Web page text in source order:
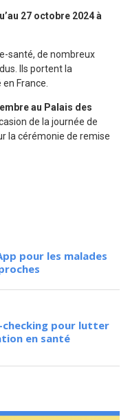
27 octobre 2024 à
santé, de nombreux
Ils portent la
France.
au Palais des
de la journée de
la cérémonie de remise
pour les malades
checking pour lutter
en santé